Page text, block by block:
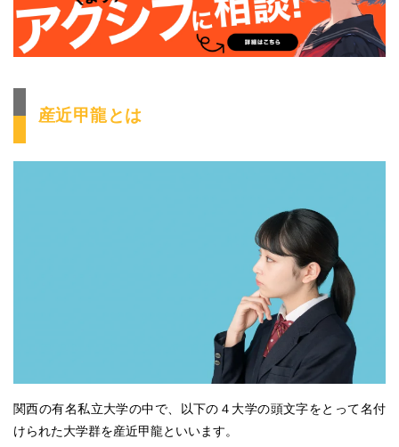
産近甲龍とは
関西の有名私立大学の中で、以下の４大学の頭文字をとって名付
けられた大学群を産近甲龍といいます。